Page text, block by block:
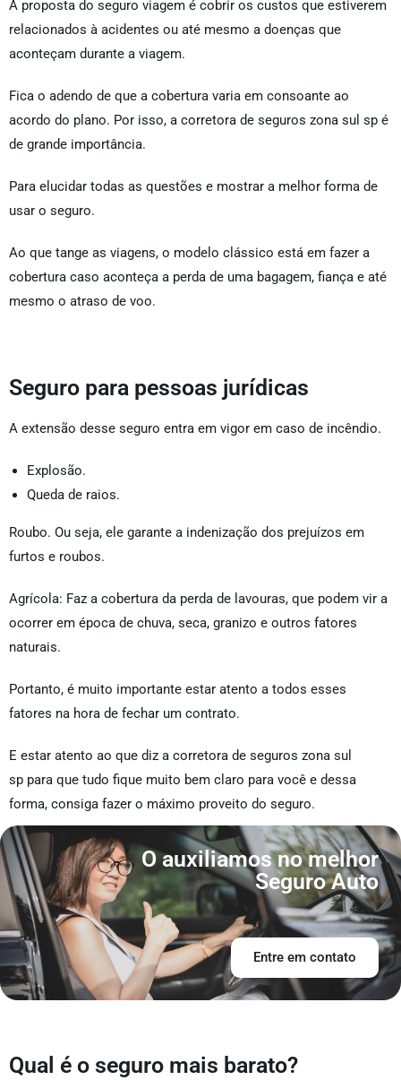
A proposta do seguro viagem é cobrir os custos que estiverem
relacionados à acidentes ou até mesmo a doenças que
aconteçam durante a viagem.
Fica o adendo de que a cobertura varia em consoante ao
acordo do plano. Por isso, a corretora de seguros zona sul sp é
de grande importância.
Para elucidar todas as questões e mostrar a melhor forma de
usar o seguro.
Ao que tange as viagens, o modelo clássico está em fazer a
cobertura caso aconteça a perda de uma bagagem, fiança e até
mesmo o atraso de voo.
Seguro para pessoas jurídicas
A extensão desse seguro entra em vigor em caso de incêndio.
Explosão.
Queda de raios.
Roubo. Ou seja, ele garante a indenização dos prejuízos em
furtos e roubos.
Agrícola: Faz a cobertura da perda de lavouras, que podem vir a
ocorrer em época de chuva, seca, granizo e outros fatores
naturais.
Portanto, é muito importante estar atento a todos esses
fatores na hora de fechar um contrato.
E estar atento ao que diz a corretora de seguros zona sul
sp para que tudo fique muito bem claro para você e dessa
forma, consiga fazer o máximo proveito do seguro.
O auxiliamos no melhor
Seguro Auto
Entre em contato
Qual é o seguro mais barato?